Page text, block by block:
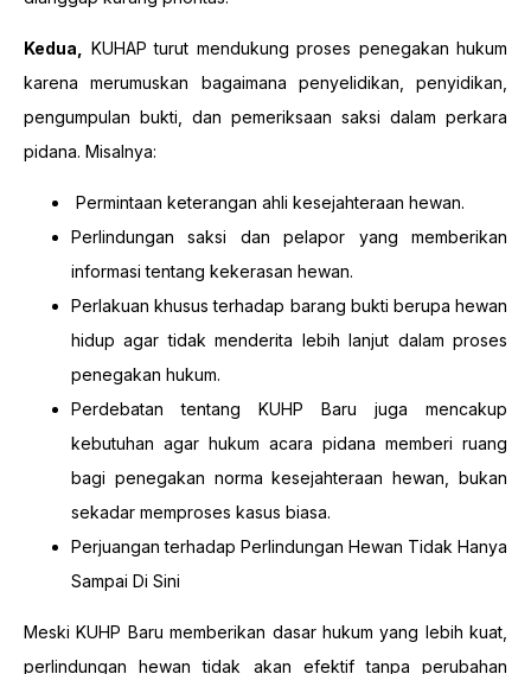
Kedua,
KUHAP turut mendukung proses penegakan hukum
karena merumuskan bagaimana penyelidikan, penyidikan,
pengumpulan bukti, dan pemeriksaan saksi dalam perkara
pidana. Misalnya:
Permintaan keterangan ahli kesejahteraan hewan.
Perlindungan saksi dan pelapor yang memberikan
informasi tentang kekerasan hewan.
Perlakuan khusus terhadap barang bukti berupa hewan
hidup agar tidak menderita lebih lanjut dalam proses
penegakan hukum.
Perdebatan tentang KUHP Baru juga mencakup
kebutuhan agar hukum acara pidana memberi ruang
bagi penegakan norma kesejahteraan hewan, bukan
sekadar memproses kasus biasa.
Perjuangan terhadap Perlindungan Hewan Tidak Hanya
Sampai Di Sini
Meski KUHP Baru memberikan dasar hukum yang lebih kuat,
perlindungan hewan tidak akan efektif tanpa perubahan